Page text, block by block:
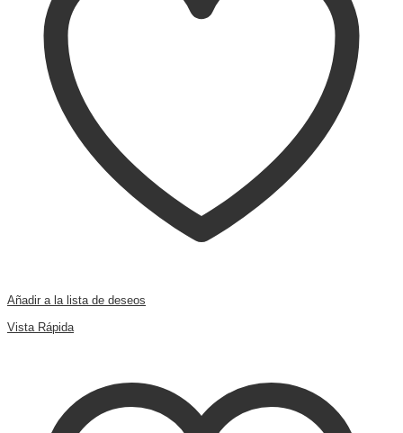
Añadir a la lista de deseos
Vista Rápida